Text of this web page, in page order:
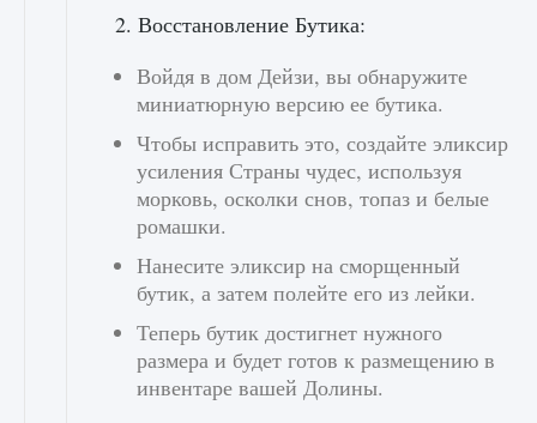
2. Восстановление Бутика:
Войдя в дом Дейзи, вы обнаружите
миниатюрную версию ее бутика.
Чтобы исправить это, создайте эликсир
усиления Страны чудес, используя
морковь, осколки снов, топаз и белые
ромашки.
Нанесите эликсир на сморщенный
бутик, а затем полейте его из лейки.
Теперь бутик достигнет нужного
размера и будет готов к размещению в
инвентаре вашей Долины.